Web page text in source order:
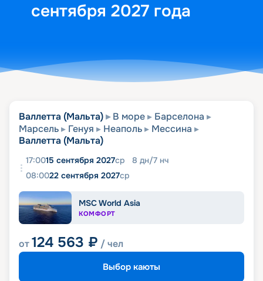
сентября 2027 года
Валлетта (Мальта) В море
Барселона
Марсель
Генуя Неаполь
Мессина
Валлетта (Мальта)
17:0015 сентября 2027ср 8 дн/7 нч
08:0022 сентября 2027ср
MSC World Asia
КОМФОРТ
от124 563 ₽ / чел
Выбор каюты